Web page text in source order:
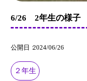
6/26 2年生の様子
公開日 2024/06/26
２年生